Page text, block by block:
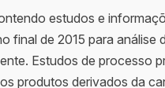
estudos e
final de 2015 para análise
Estudos de processo
produtos derivados da